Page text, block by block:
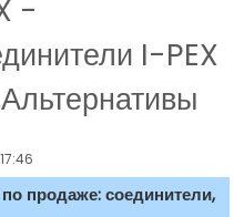
-
I-PEX
продаже: соединители,